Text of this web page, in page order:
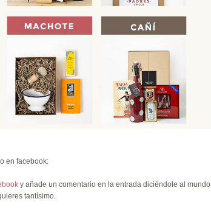
en facebook:
y añade un comentario en la entrada diciéndole al mundo
tantísimo.